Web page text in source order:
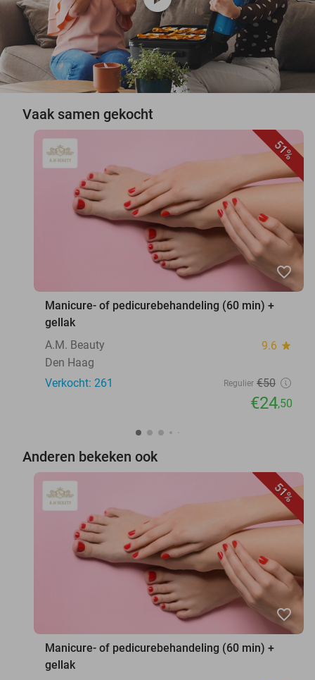
Vaak samen gekocht
51%
favorite_border
Manicure- of pedicurebehandeling (60 min) +
gellak
A.M. Beauty
9.6 star
Den Haag
Verkocht: 261
Regulier €50
€24,50
Anderen bekeken ook
51%
favorite_border
Manicure- of pedicurebehandeling (60 min) +
gellak